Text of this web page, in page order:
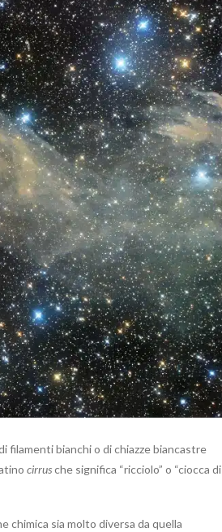
filamenti bianchi o di chiazze biancastre
cirrusche significa “ricciolo” o “ciocca di
chimica sia molto diversa da quella